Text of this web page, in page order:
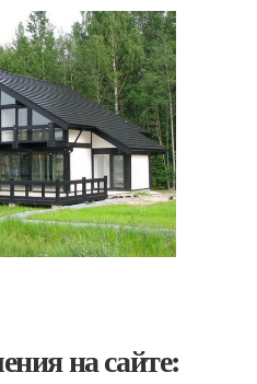
на сайте: